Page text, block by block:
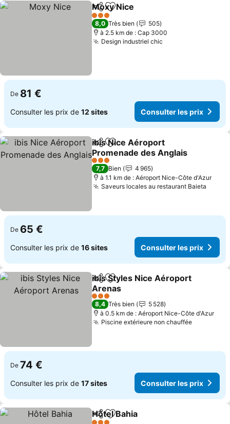
PartagerAjouter à mes favoris
Moxy Nice
3 Étoiles
8,0 Très bien
505
à 2.5 km de : Cap 3000
Design industriel chic
De 81 €
Consulter les prix de 12 sites Consulter les prix
PartagerAjouter à mes favoris
ibis Nice Aéroport
Promenade des Anglais
Consulter les prix
3 Étoiles
7,7 Bien
4 965
à 1.1 km de : Aéroport Nice-Côte d'Azur
Saveurs locales au restaurant Baieta
De 65 €
Consulter les prix de 16 sites Consulter les prix
PartagerAjouter à mes favoris
ibis Styles Nice Aéroport
Arenas
Consulter les prix
3 Étoiles
8,4 Très bien
5 528
à 0.5 km de : Aéroport Nice-Côte d'Azur
Piscine extérieure non chauffée
De 74 €
Consulter les prix de 17 sites Consulter les prix
PartagerAjouter à mes favoris
Hôtel Bahia